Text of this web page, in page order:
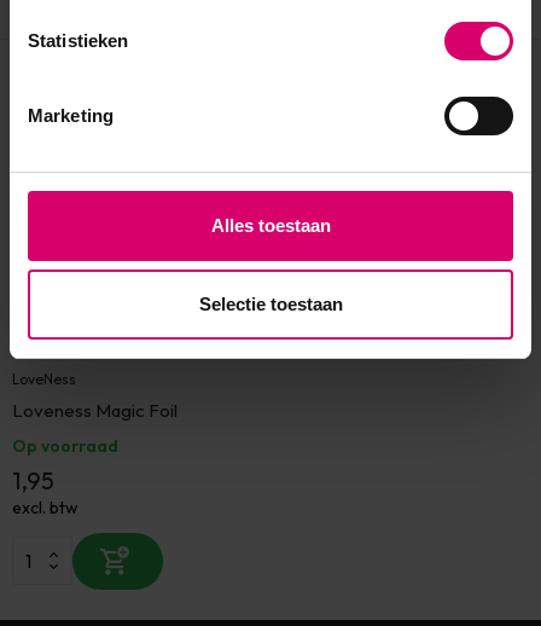
Statistieken
Marketing
Alles toestaan
Selectie toestaan
LoveNess
Loveness Magic Foil
Op voorraad
1,95
excl. btw